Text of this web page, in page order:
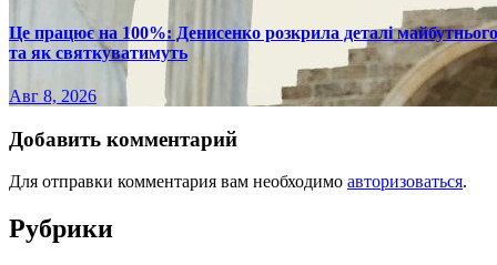
Це працює на 100%: Денисенко розкрила деталі майбутнього
та як святкуватимуть
Авг 8, 2026
Добавить комментарий
Для отправки комментария вам необходимо авторизоваться.
Рубрики